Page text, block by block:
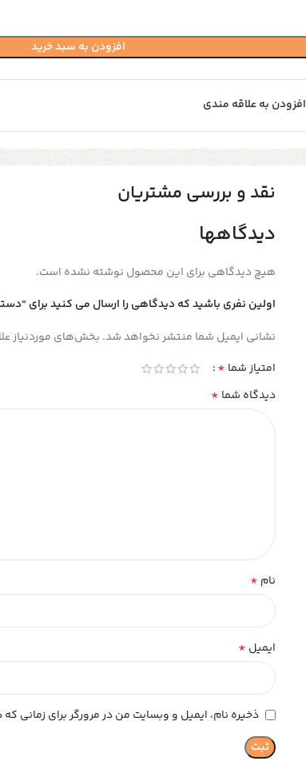
افزودن به سبد خرید
افزودن به علاقه مندی
نقد و بررسی مشتریان
دیدگاهها
هیچ دیدگاهی برای این محصول نوشته نشده است.
اولین نفری باشید که دیدگاهی را ارسال می کنید برای
نشانی ایمیل شما منتشر نخواهد شد. بخش‌های موردنیاز
امتیاز شما *
دیدگاه شما *
نام *
ایمیل *
ذخیره نام، ایمیل و وبسایت من در مرورگر برای زمانی